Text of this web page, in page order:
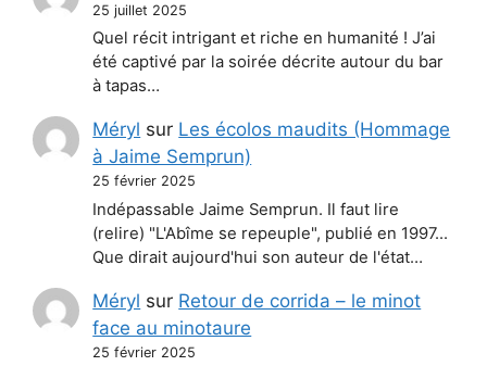
25 juillet 2025
Quel récit intrigant et riche en humanité ! J’ai
été captivé par la soirée décrite autour du bar
à tapas…
Méryl sur Les écolos maudits (Hommage
à Jaime Semprun)
25 février 2025
Indépassable Jaime Semprun. Il faut lire
(relire) "L'Abîme se repeuple", publié en 1997...
Que dirait aujourd'hui son auteur de l'état…
Méryl sur Retour de corrida – le minot
face au minotaure
25 février 2025